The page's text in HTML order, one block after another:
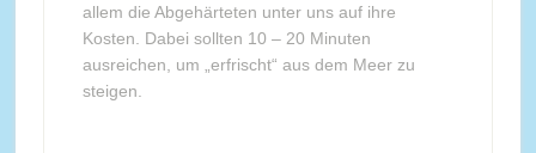
allem die Abgehärteten unter uns auf ihre
Kosten. Dabei sollten 10 – 20 Minuten
ausreichen, um „erfrischt“ aus dem Meer zu
steigen.